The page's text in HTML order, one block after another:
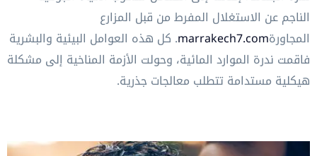
الناجم عن الاستغلال المفرط من قبل المزارع
المجاورةmarrakech7.com. كل هذه العوامل البيئية والبشرية
فاقمت ندرة الموارد المائية، وحولت الأزمة المناخية إلى مشكلة
هيكلية مستدامة تتطلب معالجات جذرية.